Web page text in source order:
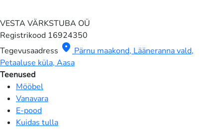
VESTA VÄRKSTUBA OÜ
Registrikood 16924350
Tegevusaadress location_on Pärnu maakond, Lääneranna vald,
Petaaluse küla, Aasa
Teenused
Mööbel
Vanavara
E-pood
Kuidas tulla